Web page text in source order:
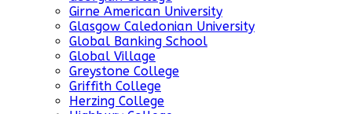
Girne American University
Glasgow Caledonian University
Global Banking School
Global Village
Greystone College
Griffith College
Herzing College